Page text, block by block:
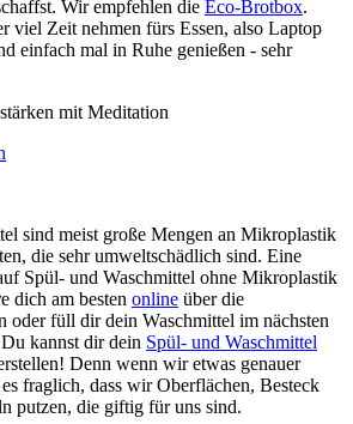
Wir empfehlen die Eco-Brotbox.
viel Zeit nehmen fürs Essen, also Laptop
einfach mal in Ruhe genießen - sehr
mit Meditation
sind meist große Mengen an Mikroplastik
die sehr umweltschädlich sind. Eine
Spül- und Waschmittel ohne Mikroplastik
dich am besten online über die
oder füll dir dein Waschmittel im nächsten
kannst dir dein Spül- und Waschmittel
Denn wenn wir etwas genauer
fraglich, dass wir Oberflächen, Besteck
putzen, die giftig für uns sind.